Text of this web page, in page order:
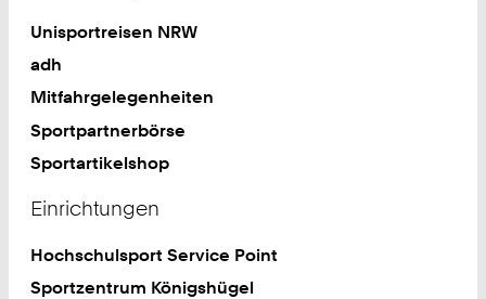
Unisportreisen NRW
adh
Mitfahrgelegenheiten
Sportpartnerbörse
Sportartikelshop
Einrichtungen
Hochschulsport Service Point
Sportzentrum Königshügel